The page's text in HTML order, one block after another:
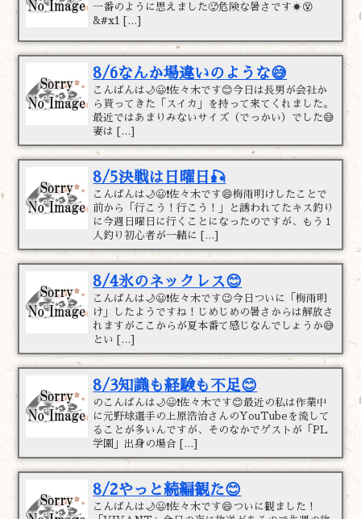
一番のように思えました🥵危険な暑さです☀️😵
&#x1 […]
8/6なんか場違いのような😅
こんばんは🌙😃❗佐々木です😊今日は長男が会社か
ら貰ってきた「スイカ」を持って来てくれました。
最近ではあまりみないサイズ（でっかい）でした😅
妻は […]
8/5決戦は日曜日🎣
こんばんは🌙😃❗佐々木です😄梅雨明けしたことで
前から「行こう！行こう！」と誘われてたキス釣り
に今週日曜日に行くことになったのですが、もう１
人釣り初心者が一緒に […]
8/4氷のネックレス😊
こんばんは🌙😃❗佐々木です😉今日ついに「梅雨明
け」したようですね！じめじめの暑さからは解放さ
れますがここからが夏本番て感じなんでしょうか😅
とい […]
8/3知識も経験も不足😊
のこんばんは🌙😃❗佐々木です😊最近の私は作業中
に元野球選手の上原浩治さんのYouTubeを流して
ることが多いんですが、そのなかでゲストが「PL
学園」出身の場合 […]
8/2やっと続編観た😊
こんばんは🌙😃❗佐々木です😄ついに観ました！